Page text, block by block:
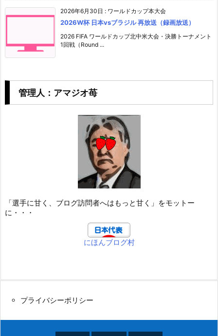
2026年6月30日 : ワールドカップ本大会
2026W杯 日本vsブラジル 再放送（録画放送）
2026 FIFA ワールドカップ北中米大会・決勝トーナメント
1回戦（Round ...
管理人：アマジオ苺
「選手に甘く、ブログ訪問者へはもっと甘く」をモットー
に・・・
にほんブログ村
プライバシーポリシー